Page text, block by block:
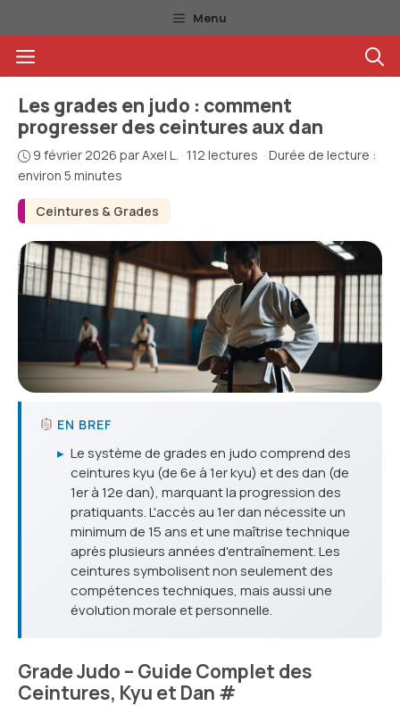
au
contenu
Menu
Menu
Ceintures & Grades
Les grades en judo : comment
progresser des ceintures aux dan
9 février 2026 parAxel L. · 112 lectures · Durée de lecture :
environ 5 minutes
EN BREF
▸ Le système de grades en judo comprend des
ceintures kyu (de 6e à 1er kyu) et des dan (de
1er à 12e dan), marquant la progression des
pratiquants. L'accès au 1er dan nécessite un
minimum de 15 ans et une maîtrise technique
après plusieurs années d'entraînement. Les
ceintures symbolisent non seulement des
compétences techniques, mais aussi une
évolution morale et personnelle.
Grade Judo – Guide Complet des
Ceintures, Kyu et Dan #